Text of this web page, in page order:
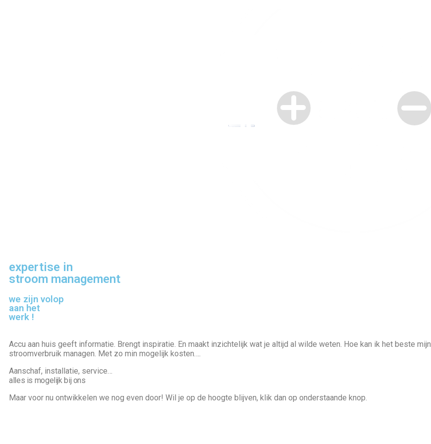
expertise in
stroom management
we zijn volop
aan het
werk !
Accu aan huis geeft informatie. Brengt inspiratie. En maakt inzichtelijk wat je altijd al wilde weten. Hoe kan ik het beste mijn
stroomverbruik managen. Met zo min mogelijk kosten….
Aanschaf, installatie, service…
alles is mogelijk bij ons
Maar voor nu ontwikkelen we nog even door! Wil je op de hoogte blijven, klik dan op onderstaande knop.